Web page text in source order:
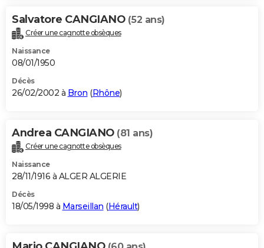
Salvatore CANGIANO (52 ans)
Créer une cagnotte obsèques
Naissance
08/01/1950
Décès
26/02/2002 à Bron (Rhône)
Andrea CANGIANO (81 ans)
Créer une cagnotte obsèques
Naissance
28/11/1916 à ALGER ALGERIE
Décès
18/05/1998 à Marseillan (Hérault)